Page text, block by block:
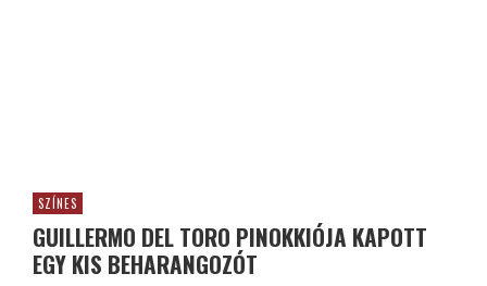
SZÍNES
GUILLERMO DEL TORO PINOKKIÓJA KAPOTT
EGY KIS BEHARANGOZÓT